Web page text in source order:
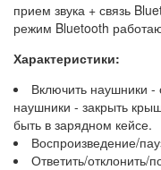
прием звука + связь
режим Bluetooth
Характеристики:
Включить наушники -
наушники - закрыть
быть в зарядном кейсе.
Воспроизведение/
Ответить/отклонить/